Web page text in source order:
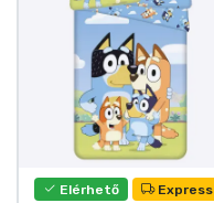
Elérhető Express